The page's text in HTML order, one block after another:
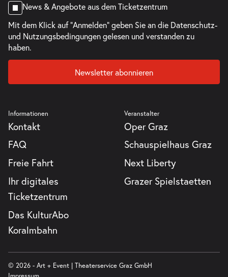
News & Angebote aus dem Ticketzentrum
Mit dem Klick auf "Anmelden" geben Sie an die Datenschutz-
und Nutzungsbedingungengelesen und verstanden zu
haben.
Newsletter abonnieren
Informationen
Kontakt
FAQ
Freie Fahrt
Ihr digitales
Ticketzentrum
Das KulturAbo
Koralmbahn
Veranstalter
Oper Graz
Schauspielhaus Graz
Next Liberty
Grazer Spielstaetten
© 2026 - Art + Event | Theaterservice Graz GmbH